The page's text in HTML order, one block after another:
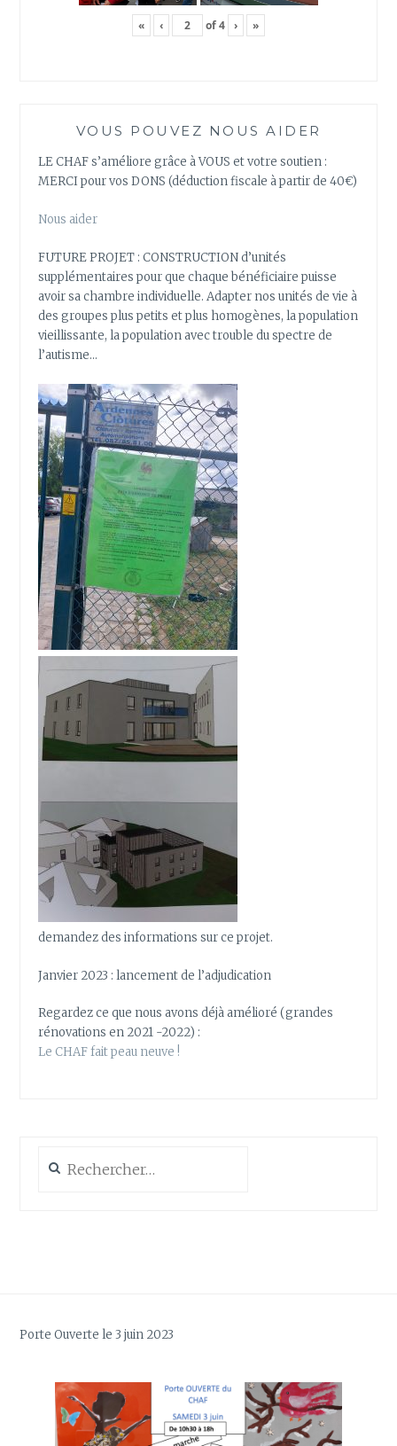
« ‹ of4 › »
VOUS POUVEZ NOUS AIDER
LE CHAF s’améliore grâce à VOUS et votre soutien :
MERCI pour vos DONS (déduction fiscale à partir de 40€)
Nous aider
FUTURE PROJET : CONSTRUCTION d’unités
supplémentaires pour que chaque bénéficiaire puisse
avoir sa chambre individuelle. Adapter nos unités de vie à
des groupes plus petits et plus homogènes, la population
vieillissante, la population avec trouble du spectre de
l’autisme…
demandez des informations sur ce projet.
Janvier 2023 : lancement de l’adjudication
Regardez ce que nous avons déjà amélioré (grandes
rénovations en 2021 -2022) :
Le CHAF fait peau neuve !
Porte Ouverte le 3 juin 2023